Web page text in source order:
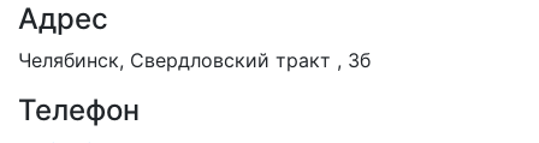
Адрес
Челябинск, Свердловский тракт , 3б
Телефон